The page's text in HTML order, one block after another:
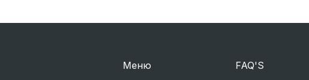
Меню FAQ'S